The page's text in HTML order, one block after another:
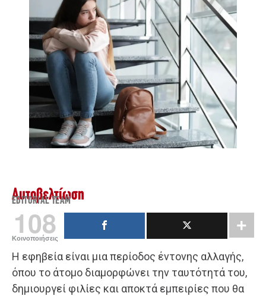
Αυτοβελτίωση
EDITORIAL TEAM
108
Κοινοποιήσεις
Η εφηβεία είναι μια περίοδος έντονης αλλαγής,
όπου το άτομο διαμορφώνει την ταυτότητά του,
δημιουργεί φιλίες και αποκτά εμπειρίες που θα